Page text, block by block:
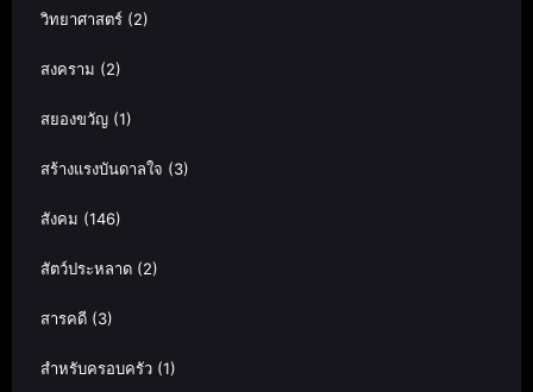
วิทยาศาสตร์ (2)
สงคราม (2)
สยองขวัญ (1)
สร้างแรงบันดาลใจ (3)
สังคม (146)
สัตว์ประหลาด (2)
สารคดี (3)
สำหรับครอบครัว (1)